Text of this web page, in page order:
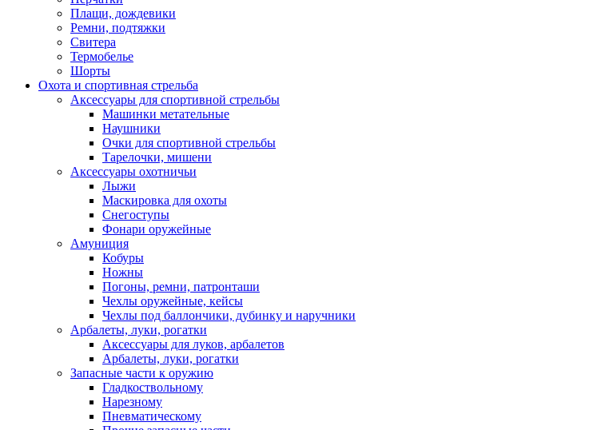
Плащи, дождевики
Ремни, подтяжки
Свитера
Термобелье
Шорты
Охота и спортивная стрельба
Аксессуары для спортивной стрельбы
Машинки метательные
Наушники
Очки для спортивной стрельбы
Тарелочки, мишени
Аксессуары охотничьи
Лыжи
Маскировка для охоты
Снегоступы
Фонари оружейные
Амуниция
Кобуры
Ножны
Погоны, ремни, патронташи
Чехлы оружейные, кейсы
Чехлы под баллончики, дубинку и наручники
Арбалеты, луки, рогатки
Аксессуары для луков, арбалетов
Арбалеты, луки, рогатки
Запасные части к оружию
Гладкоствольному
Нарезному
Пневматическому